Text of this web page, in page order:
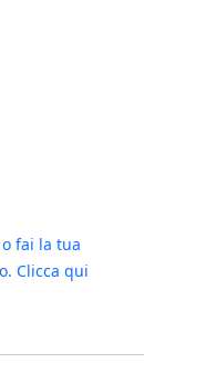
fai la tua
Clicca qui